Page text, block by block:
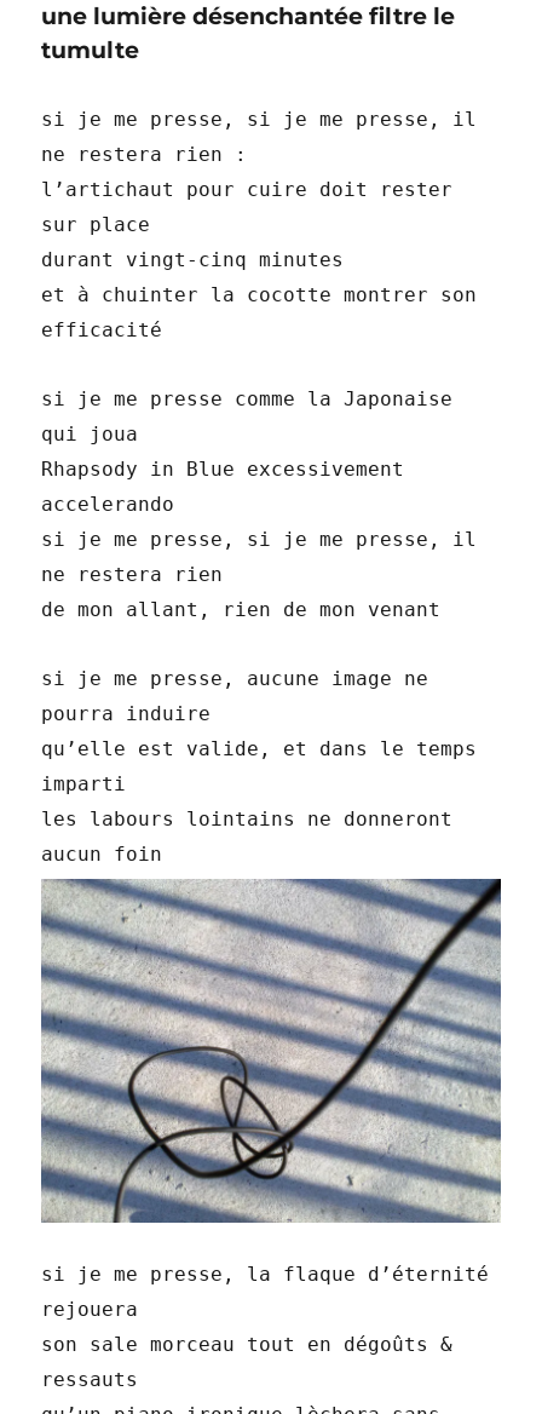
dossier
une lumière désenchantée filtre le
tumulte
si je me presse, si je me presse, il
ne restera rien :
l’artichaut pour cuire doit rester
sur place
durant vingt-cinq minutes
et à chuinter la cocotte montrer son
efficacité
si je me presse comme la Japonaise
qui joua
Rhapsody in Blue excessivement
accelerando
si je me presse, si je me presse, il
ne restera rien
de mon allant, rien de mon venant
si je me presse, aucune image ne
pourra induire
qu’elle est valide, et dans le temps
imparti
les labours lointains ne donneront
aucun foin
si je me presse, la flaque d’éternité
rejouera
son sale morceau tout en dégoûts &
ressauts